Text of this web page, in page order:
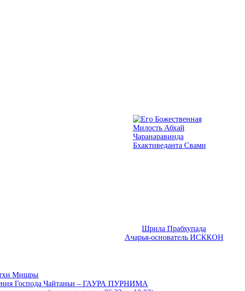
Шрила Прабхупада
Ачарья-основатель ИСККОН
Мишры
Господа Чайтаньи – ГАУРА ПУРНИМА